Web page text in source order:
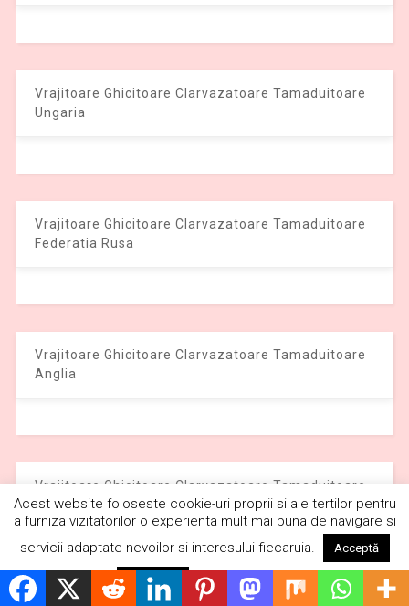
Vrajitoare Ghicitoare Clarvazatoare Tamaduitoare
Ungaria
Vrajitoare Ghicitoare Clarvazatoare Tamaduitoare
Federatia Rusa
Vrajitoare Ghicitoare Clarvazatoare Tamaduitoare
Anglia
Vrajitoare Ghicitoare Clarvazatoare Tamaduitoare
Olanda
Acest website foloseste cookie-uri proprii si ale tertilor pentru
a furniza vizitatorilor o experienta mult mai buna de navigare si
servicii adaptate nevoilor si interesului fiecaruia.
Acceptă
Respinge Citește mai mult